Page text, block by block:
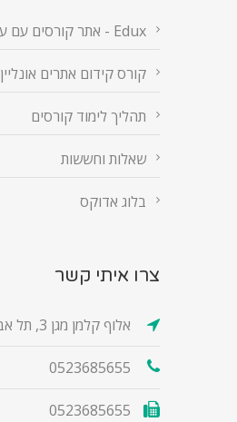
Edux - אתר קורסים עם ערך
קורס קידום אתרים אונליין
תהליך לימוד קורסים
שאלות וחששות
בלוג אדוקס
צרו איתי קשר
אלוף קלמן מגן 3, תל אביב-יפו
0523685655
0523685655